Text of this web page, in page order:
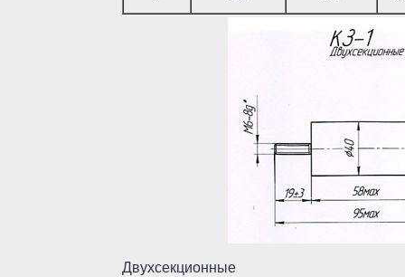
Двухсекционные